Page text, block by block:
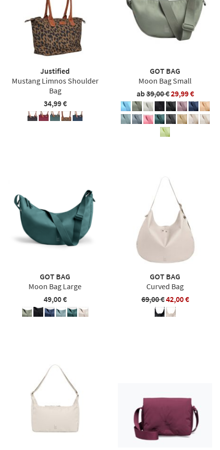
Justified
Mustang Limnos Shoulder
Bag
34,99 €
GOT BAG
Moon Bag Small
ab39,00 €29,99 €
GOT BAG
Moon Bag Large
49,00 €
GOT BAG
Curved Bag
69,00 €42,00 €